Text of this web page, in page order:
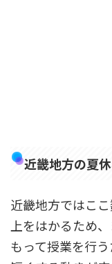
近畿地方の夏
近畿地方ではこ
上をはかるため
もって授業を行